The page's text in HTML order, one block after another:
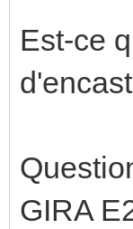
Est-ce
GIRA